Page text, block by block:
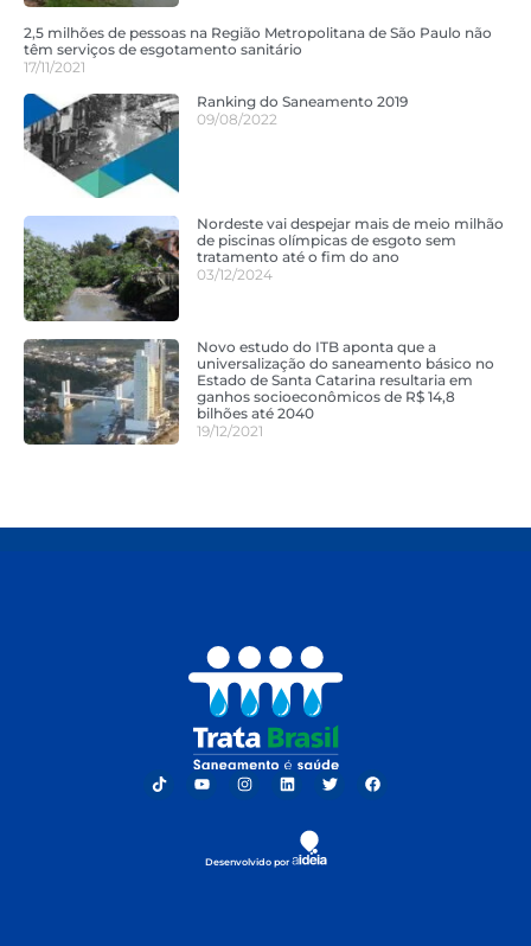
2,5 milhões de pessoas na Região Metropolitana de São Paulo não
têm serviços de esgotamento sanitário
17/11/2021
Ranking do Saneamento 2019
09/08/2022
Nordeste vai despejar mais de meio milhão
de piscinas olímpicas de esgoto sem
tratamento até o fim do ano
03/12/2024
Novo estudo do ITB aponta que a
universalização do saneamento básico no
Estado de Santa Catarina resultaria em
ganhos socioeconômicos de R$ 14,8
bilhões até 2040
19/12/2021
Desenvolvido por